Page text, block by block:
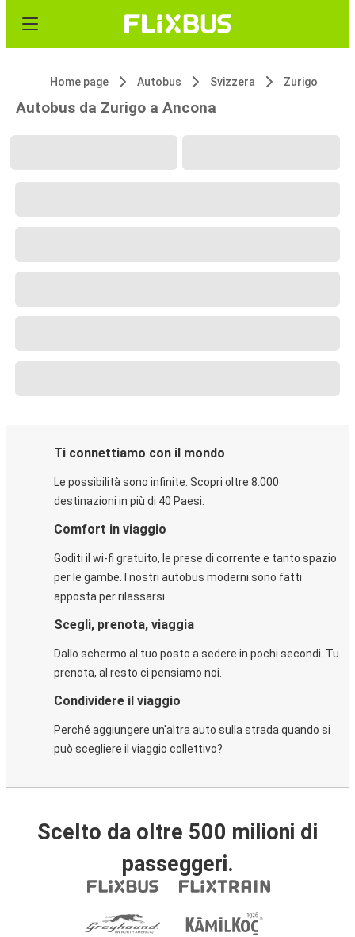
Home page Autobus Svizzera Zurigo
Autobus da Zurigo a Ancona
Ti connettiamo con il mondo
Le possibilità sono infinite. Scopri oltre 8.000
destinazioni in più di 40 Paesi.
Comfort in viaggio
Goditi il wi-fi gratuito, le prese di corrente e tanto spazio
per le gambe. I nostri autobus moderni sono fatti
apposta per rilassarsi.
Scegli, prenota, viaggia
Dallo schermo al tuo posto a sedere in pochi secondi. Tu
prenota, al resto ci pensiamo noi.
Condividere il viaggio
Perché aggiungere un'altra auto sulla strada quando si
può scegliere il viaggio collettivo?
Scelto da oltre 500 milioni di
passeggeri.